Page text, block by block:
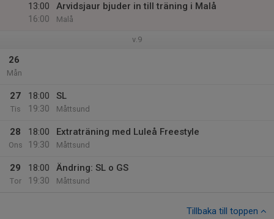
13:00
16:00
Arvidsjaur bjuder in till träning i Malå
Malå
v.9
26
Mån
27
Tis
18:00
19:30
SL
Måttsund
28
Ons
18:00
19:30
Extraträning med Luleå Freestyle
Måttsund
29
Tor
18:00
19:30
Ändring: SL o GS
Måttsund
Tillbaka till toppen